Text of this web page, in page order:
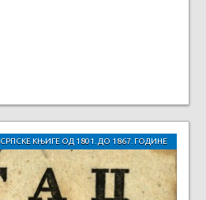
СРПСКЕ КЊИГЕ ОД 1801. ДО 1867. ГОДИНЕ